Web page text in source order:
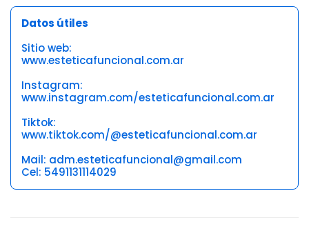
Datos útiles
Sitio web:
www.esteticafuncional.com.ar
Instagram:
www.instagram.com/esteticafuncional.com.ar
Tiktok:
www.tiktok.com/@esteticafuncional.com.ar
Mail: adm.esteticafuncional@gmail.com
Cel: 5491131114029